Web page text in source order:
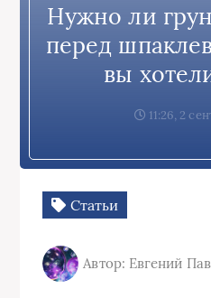
Нужно ли
перед
вы
11:26, 2
Статьи
Автор: Евгений